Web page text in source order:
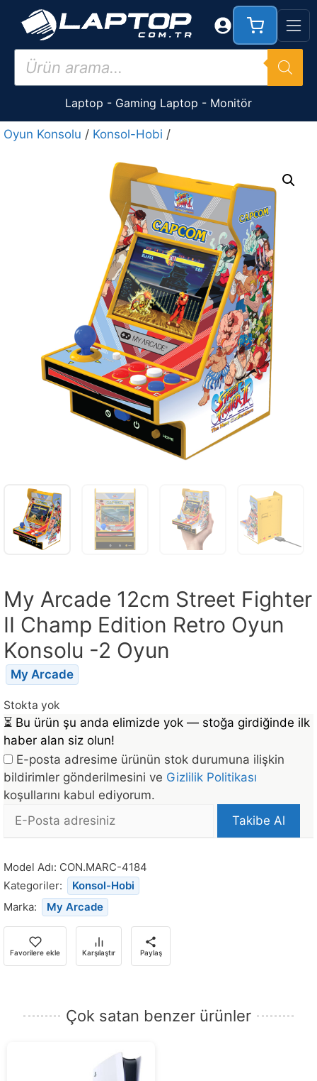
İçeriğe
Products
search
Laptop - Gaming Laptop - Monitör
Oyun Konsolu / Konsol-Hobi /
My Arcade 12cm Street Fighter
II Champ Edition Retro Oyun
Konsolu -2 Oyun
My Arcade
Stokta yok
⏳ Bu ürün şu anda elimizde yok — stoğa girdiğinde ilk
haber alan siz olun!
E-posta adresime ürünün stok durumuna ilişkin
bildirimler gönderilmesini ve Gizlilik Politikası
koşullarını kabul ediyorum.
posta
Takibe Al
ürün
stoğa
döndüğünde
bildirim
almak
için
e-
Model Adı: CON.MARC-4184
Kategoriler:
Konsol-Hobi
Marka:
My Arcade
Favorilere ekle Karşılaştır Paylaş
Çok satan benzer ürünler